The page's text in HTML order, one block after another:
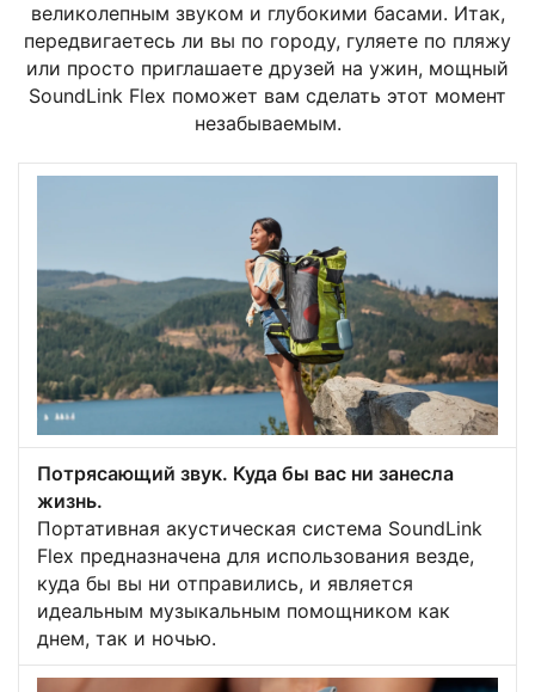
великолепным звуком и глубокими басами. Итак,
передвигаетесь ли вы по городу, гуляете по пляжу
или просто приглашаете друзей на ужин, мощный
SoundLink Flex поможет вам сделать этот момент
незабываемым.
Потрясающий звук. Куда бы вас ни занесла
жизнь.
Портативная акустическая система SoundLink
Flex предназначена для использования везде,
куда бы вы ни отправились, и является
идеальным музыкальным помощником как
днем, так и ночью.